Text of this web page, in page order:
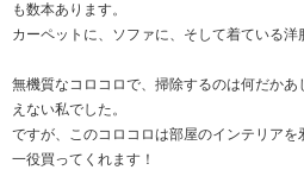
も数本あります。
カーペットに、ソファに、そして着ている洋
無機質なコロコロで、掃除するのは何だか
えない私でした。
ですが、このコロコロは部屋のインテリア
一役買ってくれます！